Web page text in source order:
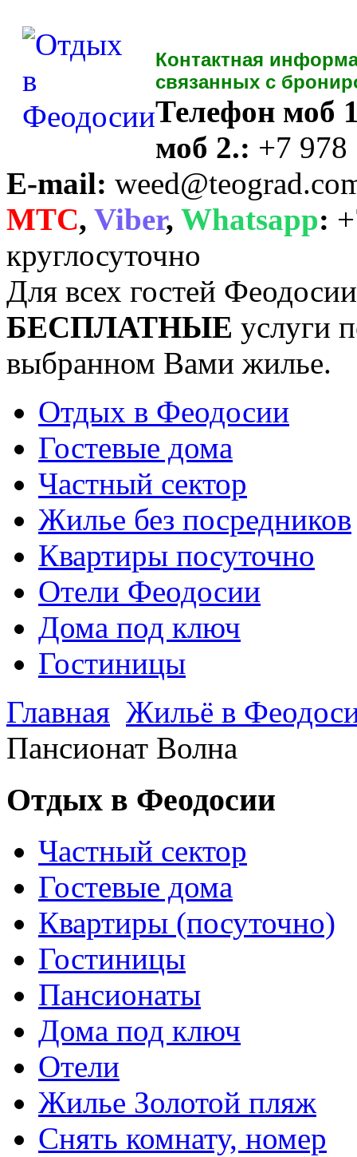
Контактная
связанных с
Телефон моб
моб 2.: +7 978
E-mail:
MTC, Viber, Whatsapp:
круглосуточно
Для всех гостей
БЕСПЛАТНЫЕ услуги
выбранном Вами жилье.
Отдых в Феодосии
Гостевые дома
Частный сектор
Жилье без посредников
Квартиры посуточно
Отели Феодосии
Дома под ключ
Гостиницы
Главная Жильё в
Пансионат Волна
Отдых в Феодосии
Частный сектор
Гостевые дома
Квартиры (посуточно)
Гостиницы
Пансионаты
Дома под ключ
Отели
Жилье Золотой пляж
Снять комнату, номер